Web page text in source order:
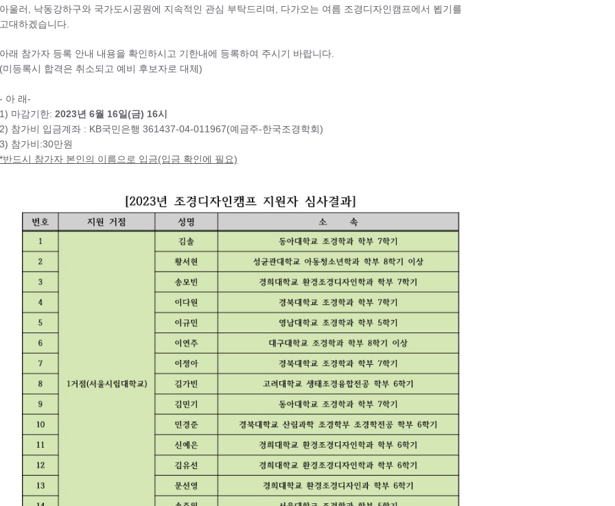
아울러, 낙동강하구와 국가도시공원에 지속적인 관심 부탁드리며, 다가오는 여름 조경디자인캠프에서 뵙기를
고대하겠습니다.
아래 참가자 등록 안내 내용을 확인하시고 기한내에 등록하여 주시기 바랍니다.
(미등록시 합격은 취소되고 예비 후보자로 대체)
- 아 래-
1) 마감기한: 2023년 6월 16일(금) 16시
2) 참가비 입금계좌 : KB국민은행 361437-04-011967(예금주-한국조경학회)
3) 참가비:30만원
*반드시 참가자 본인의 이름으로 입금(입금 확인에 필요)